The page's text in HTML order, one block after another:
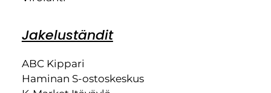
Jakeluständit
ABC Kippari
Haminan S-ostoskeskus